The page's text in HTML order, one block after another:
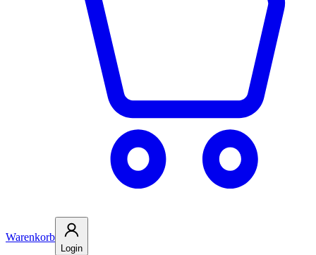
Warenkorb
Login